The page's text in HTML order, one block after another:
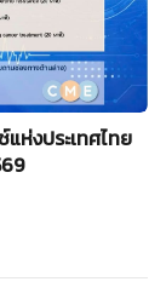
ห่งประเทศไทย